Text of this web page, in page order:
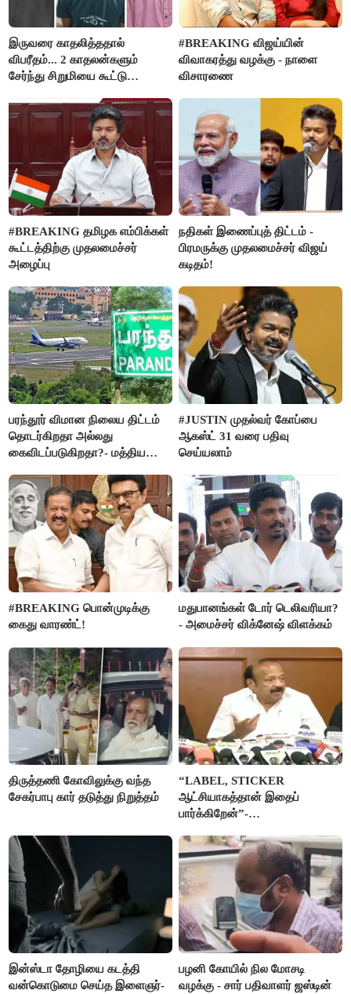
இருவரை காதலித்ததால்
விபரீதம்... 2 காதலன்களும்
சேர்ந்து சிறுமியை கூட்டு
செய்த கொடூரம்
#BREAKING விஜய்யின்
விவாகரத்து வழக்கு - நாளை
விசாரணை
#BREAKING தமிழக எம்பிக்கள்
கூட்டத்திற்கு முதலமைச்சர்
அழைப்பு
நதிகள் இணைப்புத் திட்டம் -
பிரமருக்கு முதலமைச்சர் விஜய்
கடிதம்!
பரந்தூர் விமான நிலைய திட்டம்
தொடர்கிறதா அல்லது
கைவிடப்படுகிறதா?- மத்திய
#JUSTIN முதல்வர் கோப்பை
ஆகஸ்ட் 31 வரை பதிவு
செய்யலாம்
#BREAKING பொன்முடிக்கு
கைது வாரண்ட்!
மதுபானங்கள் டோர் டெலிவரியா?
- அமைச்சர் விக்னேஷ் விளக்கம்
திருத்தணி கோவிலுக்கு வந்த
சேகர்பாபு கார் தடுத்து நிறுத்தம்
“LABEL, STICKER
ஆட்சியாகத்தான் இதைப்
பார்க்கிறேன்”-
இன்ஸ்டா தோழியை கடத்தி
வன்கொடுமை செய்த இளைஞர்-
பழனி கோயில் நில மோசடி
வழக்கு - சார் பதிவாளர் ஜஸ்டின்